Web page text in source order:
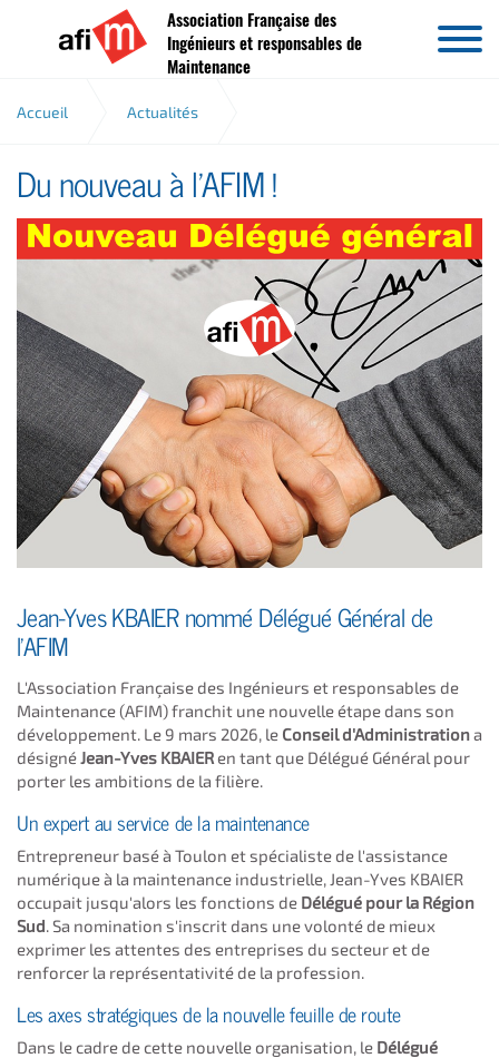
Aller au contenu
Association Française des
Ingénieurs et responsables de
Maintenance
Accueil Actualités
Nouveau délégué general
Du nouveau à l'AFIM !
Jean-Yves KBAIER nommé Délégué Général de
l'AFIM
​L'Association Française des Ingénieurs et responsables de
Maintenance (AFIM) franchit une nouvelle étape dans son
développement. Le 9 mars 2026, le Conseil d'Administrationa
désigné Jean-Yves KBAIERen tant que Délégué Général pour
porter les ambitions de la filière.
​Un expert au service de la maintenance
​Entrepreneur basé à Toulon et spécialiste de l'assistance
numérique à la maintenance industrielle, Jean-Yves KBAIER
occupait jusqu'alors les fonctions de Délégué pour la Région
Sud . Sa nomination s'inscrit dans une volonté de mieux
exprimer les attentes des entreprises du secteur et de
renforcer la représentativité de la profession.
​Les axes stratégiques de la nouvelle feuille de route
Dans le cadre de cette nouvelle organisation, le Délégué